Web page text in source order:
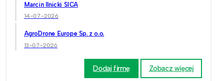
Marcin Ilnicki SICA
14-07-2026
AgroDrone Europe Sp. z o.o.
13-07-2026
Dodaj firmę Zobacz więcej